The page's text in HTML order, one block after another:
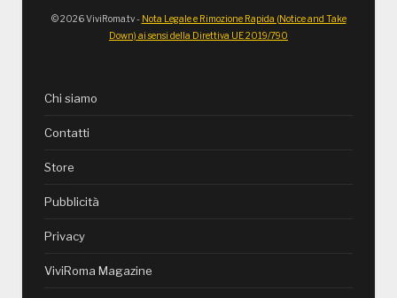
© 2026 ViviRoma.tv - Nota Legale e Rimozione Rapida (Notice and Take
Down) ai sensi della Direttiva UE 2019/790
Chi siamo
Contatti
Store
Pubblicità
Privacy
ViviRoma Magazine